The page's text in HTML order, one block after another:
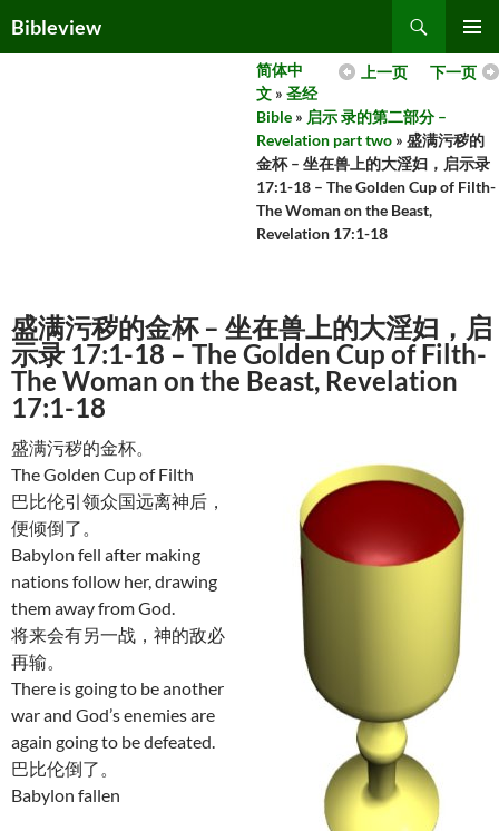
toBibleview
MENU
下一页
上一页
简体中
文 » 圣经
Bible » 启示 录的第二部分 –
Revelation part two » 盛满污秽的
金杯 – 坐在兽上的大淫妇，启示录
17:1-18 – The Golden Cup of Filth-
The Woman on the Beast,
Revelation 17:1-18
盛满污秽的金杯 – 坐在兽上的大淫妇，启
示录 17:1-18 – The Golden Cup of Filth-
The Woman on the Beast, Revelation
17:1-18
盛满污秽的金杯。
The Golden Cup of Filth
巴比伦引领众国远离神后，
便倾倒了。
Babylon fell after making
nations follow her, drawing
them away from God.
将来会有另一战，神的敌必
再输。
There is going to be another
war and God’s enemies are
again going to be defeated.
巴比伦倒了。
Babylon fallen